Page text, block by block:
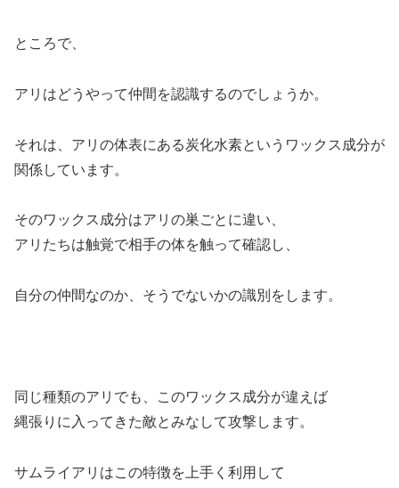
ところで、
アリはどうやって仲間を認識するのでしょうか。
それは、アリの体表にある炭化水素というワックス成分が
関係しています。
そのワックス成分はアリの巣ごとに違い、
アリたちは触覚で相手の体を触って確認し、
自分の仲間なのか、そうでないかの識別をします。
同じ種類のアリでも、このワックス成分が違えば
縄張りに入ってきた敵とみなして攻撃します。
サムライアリはこの特徴を上手く利用して